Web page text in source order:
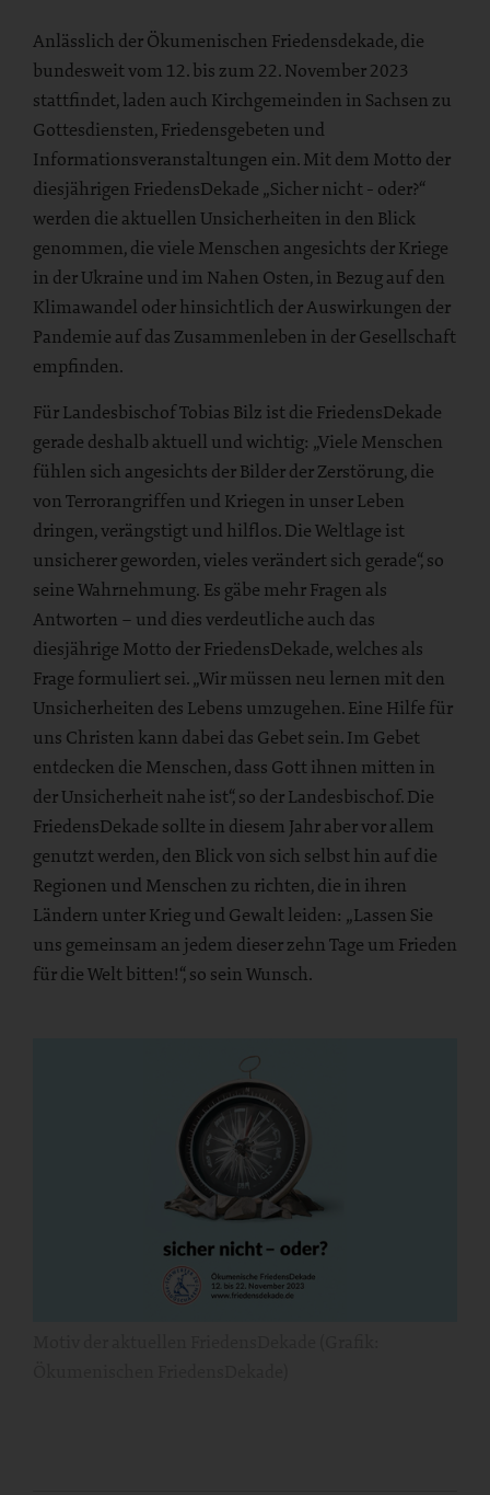
Anlässlich der Ökumenischen Friedensdekade, die
bundesweit vom 12. bis zum 22. November 2023
stattfindet, laden auch Kirchgemeinden in Sachsen zu
Gottesdiensten, Friedensgebeten und
Informationsveranstaltungen ein. Mit dem Motto der
diesjährigen FriedensDekade „Sicher nicht - oder?“
werden die aktuellen Unsicherheiten in den Blick
genommen, die viele Menschen angesichts der Kriege
in der Ukraine und im Nahen Osten, in Bezug auf den
Klimawandel oder hinsichtlich der Auswirkungen der
Pandemie auf das Zusammenleben in der Gesellschaft
empfinden.
Für Landesbischof Tobias Bilz ist die FriedensDekade
gerade deshalb aktuell und wichtig: „Viele Menschen
fühlen sich angesichts der Bilder der Zerstörung, die
von Terrorangriffen und Kriegen in unser Leben
dringen, verängstigt und hilflos. Die Weltlage ist
unsicherer geworden, vieles verändert sich gerade“, so
seine Wahrnehmung. Es gäbe mehr Fragen als
Antworten – und dies verdeutliche auch das
diesjährige Motto der FriedensDekade, welches als
Frage formuliert sei. „Wir müssen neu lernen mit den
Unsicherheiten des Lebens umzugehen. Eine Hilfe für
uns Christen kann dabei das Gebet sein. Im Gebet
entdecken die Menschen, dass Gott ihnen mitten in
der Unsicherheit nahe ist“, so der Landesbischof. Die
FriedensDekade sollte in diesem Jahr aber vor allem
genutzt werden, den Blick von sich selbst hin auf die
Regionen und Menschen zu richten, die in ihren
Ländern unter Krieg und Gewalt leiden: „Lassen Sie
uns gemeinsam an jedem dieser zehn Tage um Frieden
für die Welt bitten!“, so sein Wunsch.